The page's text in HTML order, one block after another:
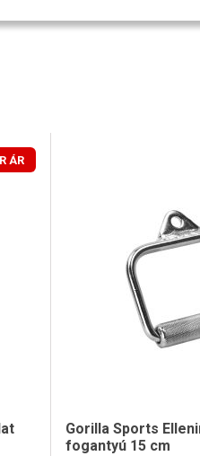
ÁR
Gorilla Sports
fogantyú 15 cm